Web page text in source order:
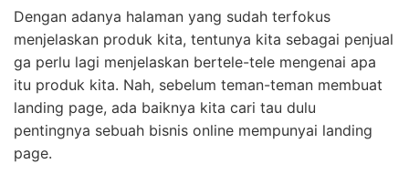
Dengan adanya halaman yang sudah terfokus
menjelaskan produk kita, tentunya kita sebagai penjual
ga perlu lagi menjelaskan bertele-tele mengenai apa
itu produk kita. Nah, sebelum teman-teman membuat
landing page, ada baiknya kita cari tau dulu
pentingnya sebuah bisnis online mempunyai landing
page.